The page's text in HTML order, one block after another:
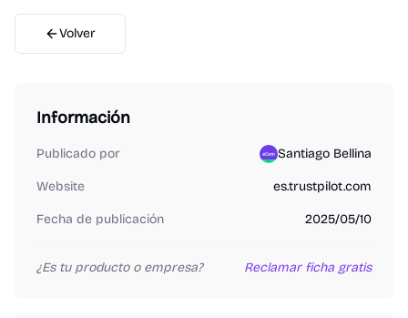
Volver
Información
Publicado por Santiago Bellina
Website es.trustpilot.com
Fecha de publicación 2025/05/10
¿Es tu producto o empresa? Reclamar ficha gratis